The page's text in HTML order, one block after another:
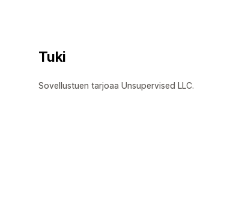
Tuki
Sovellustuen tarjoaa Unsupervised LLC.